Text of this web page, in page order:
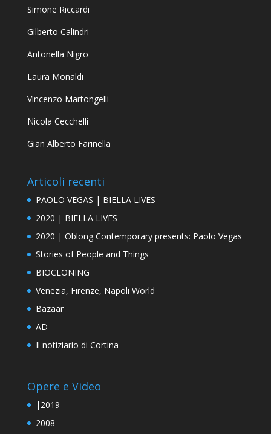
Simone Riccardi
Gilberto Calindri
Antonella Nigro
Laura Monaldi
Vincenzo Martongelli
Nicola Cecchelli
Gian Alberto Farinella
Articoli recenti
PAOLO VEGAS | BIELLA LIVES
2020 | BIELLA LIVES
2020 | Oblong Contemporary presents: Paolo Vegas
Stories of People and Things
BIOCLONING
Venezia, Firenze, Napoli World
Bazaar
AD
Il notiziario di Cortina
Opere e Video
|2019
2008